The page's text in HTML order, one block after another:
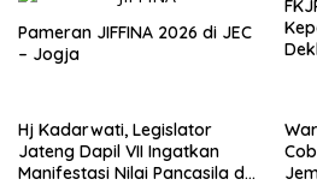
Pameran JIFFINA 2026 di JEC
– Jogja
Hj Kadarwati, Legislator
Jateng Dapil VII Ingatkan
Manifestasi Nilai Pancasila di